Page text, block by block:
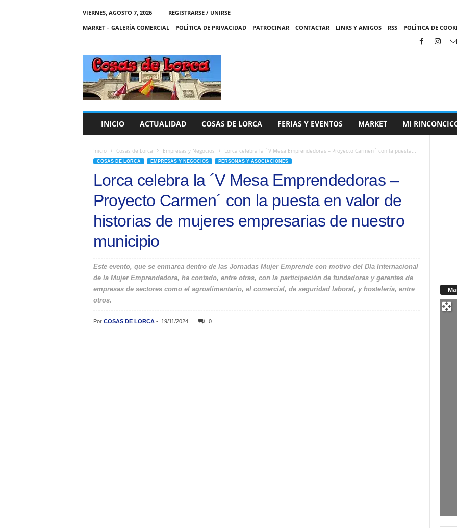
VIERNES, AGOSTO 7, 2026
REGISTRARSE / UNIRSE
MARKET – GALERÍA COMERCIAL
POLÍTICA DE PRIVACIDAD PATROCINAR CONTACTAR LINKS Y AMIGOS RSS POLÍTICA DE
C
A
S
INICIO ACTUALIDAD COSAS DE LORCA FERIAS Y EVENTOS MARKET MI
Inicio Cosas de Lorca Empresas y Negocios Lorca celebra la ´V Mesa Emprendedoras – Proyecto Carmen´ con la puesta...
COSAS DE LORCA EMPRESAS Y NEGOCIOS PERSONAS Y ASOCIACIONES
Lorca celebra la ´V Mesa Emprendedoras –
Proyecto Carmen´ con la puesta en valor de
historias de mujeres empresarias de nuestro
municipio
Este evento, que se enmarca dentro de las Jornadas Mujer Emprende con motivo del Día Internacional
de la Mujer Emprendedora, ha contado, entre otras, con la participación de fundadoras y gerentes de
empresas de sectores como el agroalimentario, el comercial, de seguridad laboral, y hostelería, entre
otros.
Por COSAS DE LORCA- 19/11/2024 0